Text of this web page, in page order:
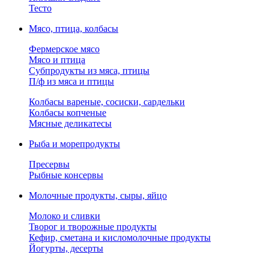
Тесто
Мясо, птица, колбасы
Фермерское мясо
Мясо и птица
Субпродукты из мяса, птицы
П/ф из мяса и птицы
Колбасы вареные, сосиски, сардельки
Колбасы копченые
Мясные деликатесы
Рыба и морепродукты
Пресервы
Рыбные консервы
Молочные продукты, сыры, яйцо
Молоко и сливки
Творог и творожные продукты
Кефир, сметана и кисломолочные продукты
Йогурты, десерты